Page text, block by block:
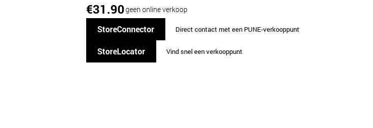
€31.90geen online verkoop
StoreConnector Direct contact met een PUNE-verkooppunt
StoreLocator Vind snel een verkooppunt